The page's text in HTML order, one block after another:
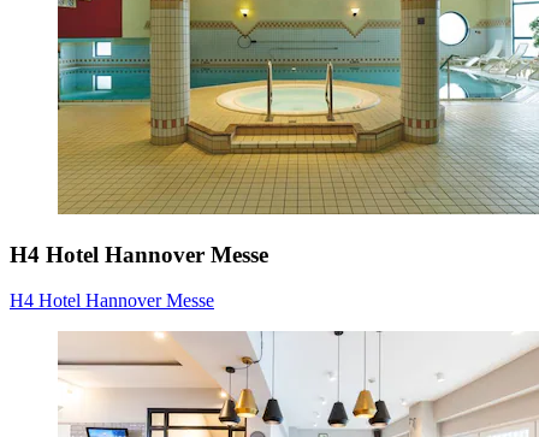
H4 Hotel Hannover Messe
H4 Hotel Hannover Messe